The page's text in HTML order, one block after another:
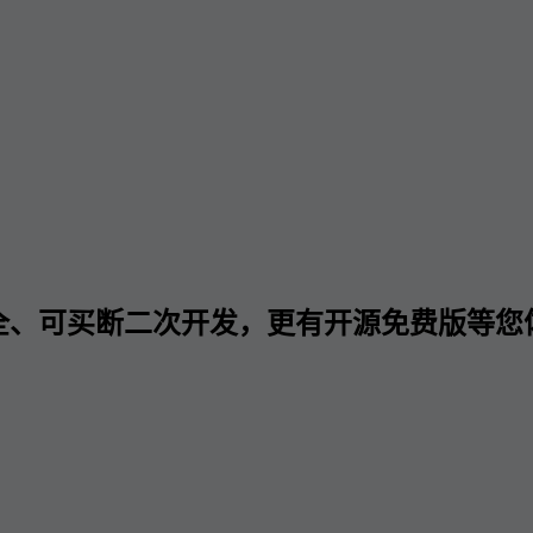
可买断二次开发，更有开源免费版等您